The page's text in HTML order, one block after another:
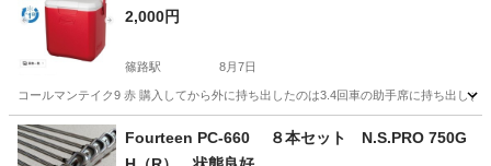
2,000円
篠路駅 8月7日
コールマンテイク9 赤 購入してから外に持ち出したのは3.4回車の助手席に持ち出し
北海道 札幌市 助手席
Fourteen PC-660 ８本セット N.S.PRO 750G